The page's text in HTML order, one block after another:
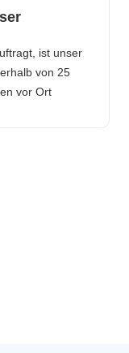
ist unser
von 25
vor Ort